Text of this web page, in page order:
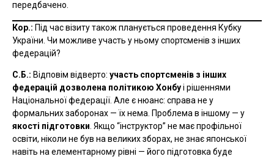
передбачено.
Кор.: Під час візиту також планується проведення Кубку
України. Чи можливе участь у ньому спортсменів з інших
федерацій?
С.Б.: Відповім відверто: участь спортсменів з інших
федерацій дозволена політикою Хонбуі рішеннями
Національної федерації. Але є нюанс: справа не у
формальних заборонах — їх нема. Проблема в іншому — у
якості підготовки. Якщо “інструктор” не має профільної
освіти, ніколи не був на великих зборах, не знає японської
навіть на елементарному рівні — його підготовка буде